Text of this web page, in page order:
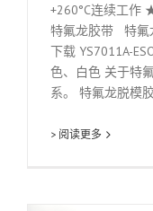
+260°C连续工
特氟龙胶带 特
下载 YS7011A-
色、白色 关于特
系。 特氟龙脱模
> 阅读更多